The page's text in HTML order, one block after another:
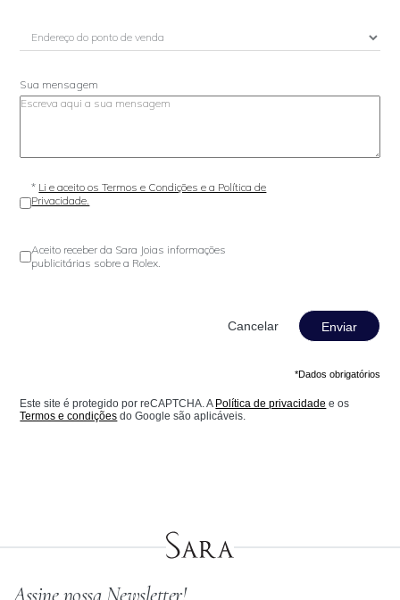
Sua mensagem
* Li e aceito os Termos e Condições e a Política de
Privacidade.
Aceito receber da Sara Joias informações
publicitárias sobre a Rolex.
Enviar
*Dados obrigatórios
Este site é protegido por reCAPTCHA. A Política de privacidade e os
Termos e condições do Google são aplicáveis.